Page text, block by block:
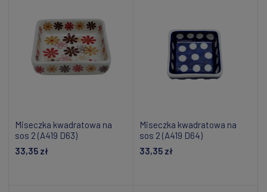
Miseczka kwadratowa na
sos 2 (A419 D63)
33,35 zł
Miseczka kwadratowa na
sos 2 (A419 D64)
33,35 zł